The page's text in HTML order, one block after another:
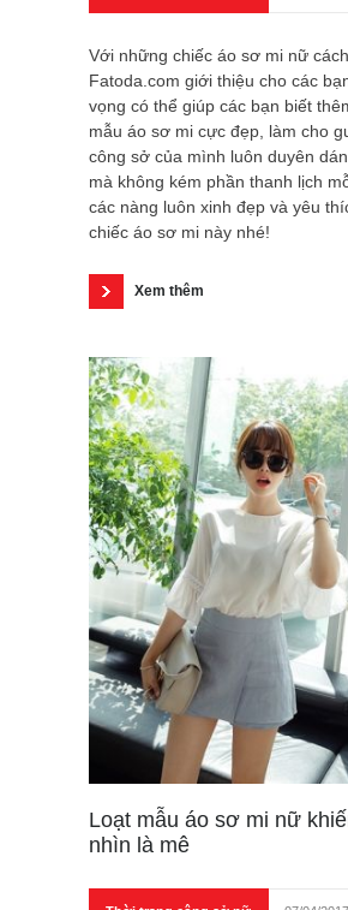
Với những chiếc áo sơ mi nữ
Fatoda.com giới thiệu cho các
vọng có thể giúp các bạn biết
mẫu áo sơ mi cực đẹp, làm cho
công sở của mình luôn duyên
mà không kém phần thanh lịch
các nàng luôn xinh đẹp và yêu
chiếc áo sơ mi này nhé!
Xem thêm
Loạt mẫu áo sơ mi nữ
nhìn là mê